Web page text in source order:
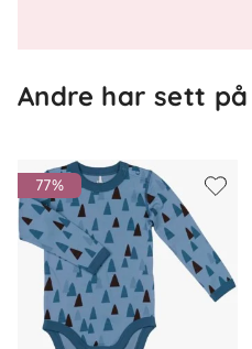
OEKO-TEX® Standard
Mulesingfri ull
GOTS-sertifisert
(kneforsterkninger)
Materiale
Andre har sett på
77%